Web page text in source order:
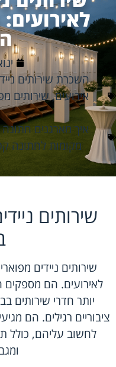
ינואר
השכרת שירותים
אירועים,שירותים
איך מארגנים
מקומות לחתונה
שירותים
שירותים ניידים
לאירועים. הם מספקים
יותר חדרי שירותים
ציבוריים רגילים. הם
לחשוב עליהם, כולל